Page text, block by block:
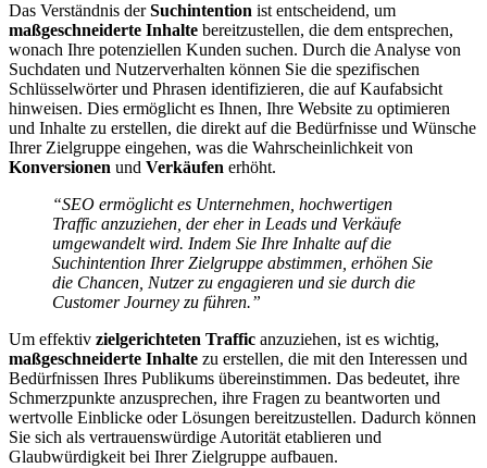
Das Verständnis derSuchintention ist entscheidend, um
maßgeschneiderte Inhalte bereitzustellen, die dem entsprechen,
wonach Ihre potenziellen Kunden suchen. Durch die Analyse von
Suchdaten und Nutzerverhalten können Sie die spezifischen
Schlüsselwörter und Phrasen identifizieren, die auf Kaufabsicht
hinweisen. Dies ermöglicht es Ihnen, Ihre Website zu optimieren
und Inhalte zu erstellen, die direkt auf die Bedürfnisse und Wünsche
Ihrer Zielgruppe eingehen, was die Wahrscheinlichkeit von
Konversionen und Verkäufen erhöht.
“SEO ermöglicht es Unternehmen, hochwertigen
Traffic anzuziehen, der eher in Leads und Verkäufe
umgewandelt wird. Indem Sie Ihre Inhalte auf die
Suchintention Ihrer Zielgruppe abstimmen, erhöhen Sie
die Chancen, Nutzer zu engagieren und sie durch die
Customer Journey zu führen.”
Um effektiv zielgerichteten Traffic anzuziehen, ist es wichtig,
maßgeschneiderte Inhalte zu erstellen, die mit den Interessen und
Bedürfnissen Ihres Publikums übereinstimmen. Das bedeutet, ihre
Schmerzpunkte anzusprechen, ihre Fragen zu beantworten und
wertvolle Einblicke oder Lösungen bereitzustellen. Dadurch können
Sie sich als vertrauenswürdige Autorität etablieren und
Glaubwürdigkeit bei Ihrer Zielgruppe aufbauen.